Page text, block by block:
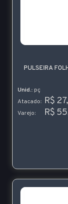
PULSEIRA
Unid.: pç
Atacado: R$
Varejo: R$